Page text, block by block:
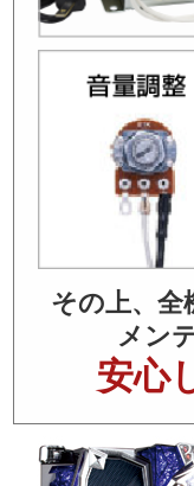
その上、全
メン
安心